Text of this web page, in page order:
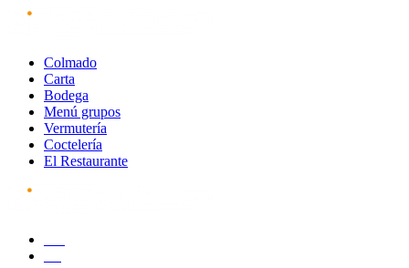
Colmado
Carta
Bodega
Menú grupos
Vermutería
Coctelería
El Restaurante